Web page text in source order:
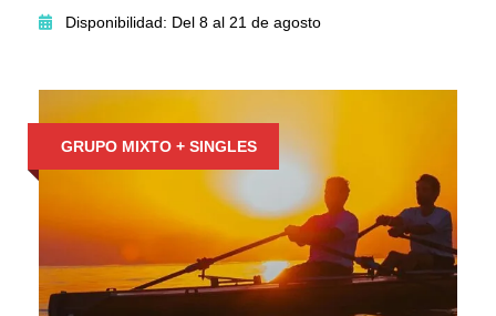
Disponibilidad: Del 8 al 21 de agosto
GRUPO MIXTO + SINGLES